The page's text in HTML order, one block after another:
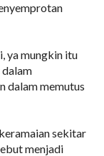
ya mungkin itu
dalam
dalam memutus
sekitar
menjadi